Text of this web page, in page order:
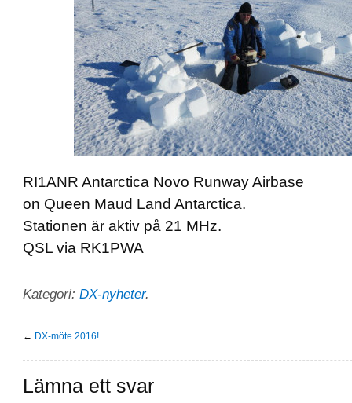
RI1ANR Antarctica Novo Runway Airbase
on Queen Maud Land Antarctica.
Stationen är aktiv på 21 MHz.
QSL via RK1PWA
Kategori: DX-nyheter.
← DX-möte 2016!
Lämna ett svar